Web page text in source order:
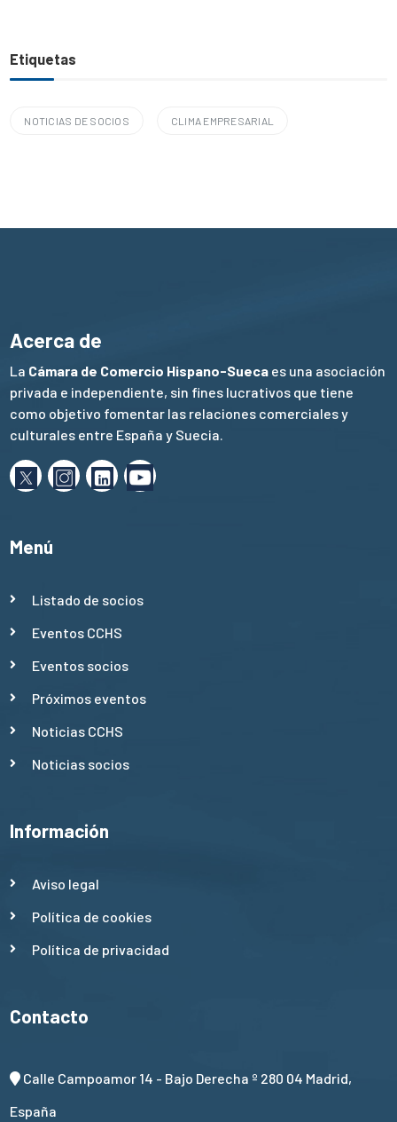
Etiquetas
NOTICIAS DE SOCIOS CLIMA EMPRESARIAL
Acerca de
La Cámara de Comercio Hispano-Sueca es una asociación
privada e independiente, sin fines lucrativos que tiene
como objetivo fomentar las relaciones comerciales y
culturales entre España y Suecia.
Menú
Listado de socios
Eventos CCHS
Eventos socios
Próximos eventos
Noticias CCHS
Noticias socios
Información
Aviso legal
Política de cookies
Política de privacidad
Contacto
Calle Campoamor 14 - Bajo Derecha º 280 04 Madrid,
España